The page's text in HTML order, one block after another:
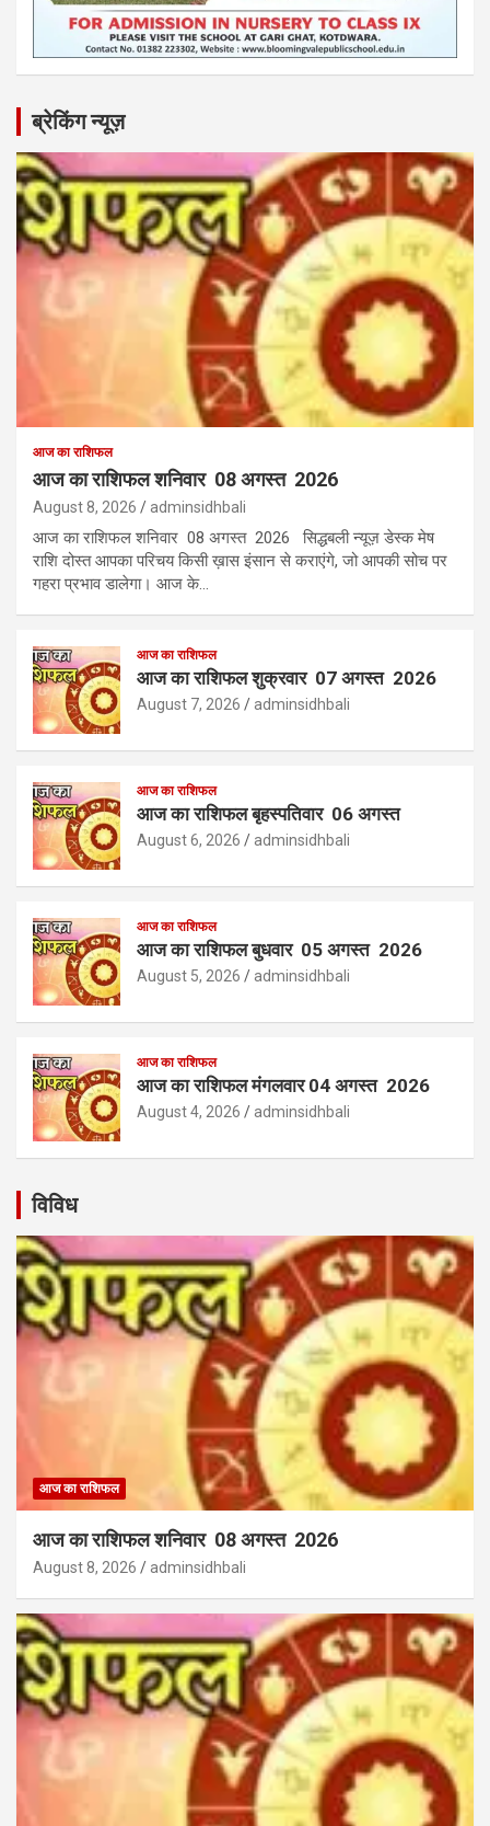
ब्रेकिंग न्यूज़
आज का राशिफल
आज का राशिफल शनिवार 08 अगस्त 2026
August 8, 2026 adminsidhbali
आज का राशिफल शनिवार 08 अगस्त 2026 सिद्धबली न्यूज़ डेस्क मेष
राशि दोस्त आपका परिचय किसी ख़ास इंसान से कराएंगे, जो आपकी सोच पर
गहरा प्रभाव डालेगा। आज के…
आज का राशिफल
आज का राशिफल शुक्रवार 07 अगस्त 2026
August 7, 2026 adminsidhbali
आज का राशिफल
आज का राशिफल बृहस्पतिवार 06 अगस्त
August 6, 2026 adminsidhbali
आज का राशिफल
आज का राशिफल बुधवार 05 अगस्त 2026
August 5, 2026 adminsidhbali
आज का राशिफल
आज का राशिफल मंगलवार 04 अगस्त 2026
August 4, 2026 adminsidhbali
विविध
आज का राशिफल
आज का राशिफल शनिवार 08 अगस्त 2026
August 8, 2026 adminsidhbali